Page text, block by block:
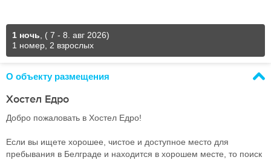
1 ночь
( 7 - 8. авг 2026)
1 номер, 2 взрослых
О объекту размещения
Хостел Едро
Добро пожаловать в Хостел Едро!
Если вы ищете хорошее, чистое и доступное место для
пребывания в Белграде и находится в хорошем месте, то поиск